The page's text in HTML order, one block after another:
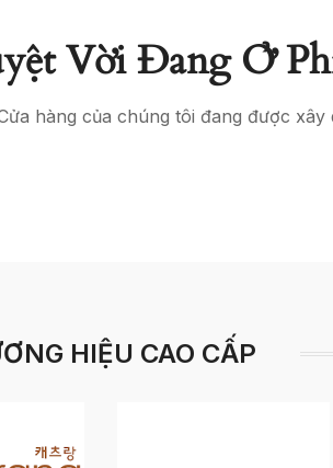
Vời Đang Ở
hàng của chúng tôi đang được xây
HIỆU CAO CẤP